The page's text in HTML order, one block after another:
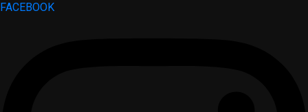
FACEBOOK